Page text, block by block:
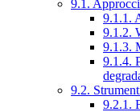
9.1.
9.1.1.
9.1.2.
9.1.3.
9.1.4.
9.2.
9.2.1.